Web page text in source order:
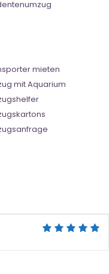
mieten
mit Aquarium